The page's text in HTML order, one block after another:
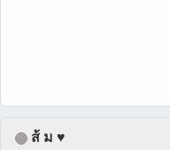
ส้ ม ♥